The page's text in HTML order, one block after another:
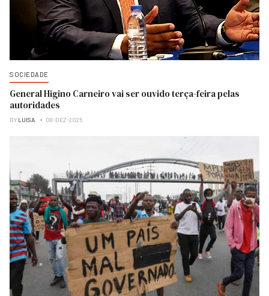
SOCIEDADE
General Higino Carneiro vai ser ouvido terça-feira pelas
autoridades
BY LUISA 08-DEZ-2025